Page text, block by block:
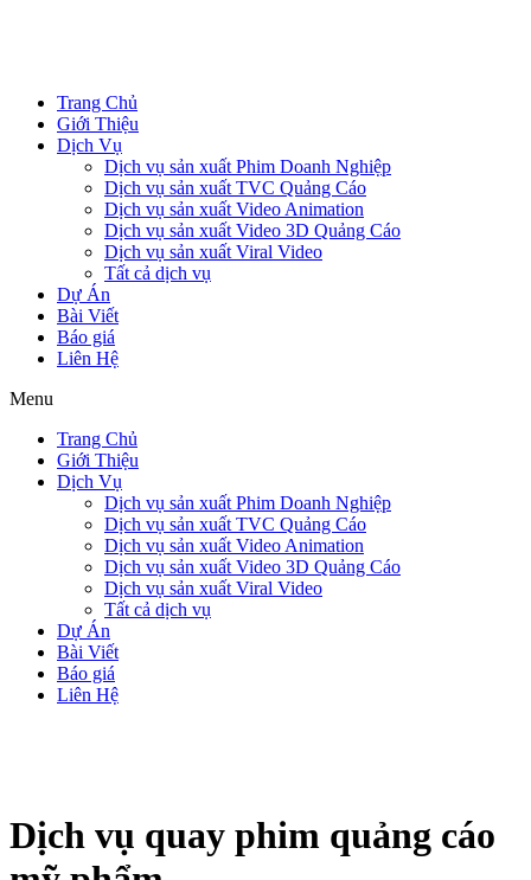
Trang Chủ
Giới Thiệu
Dịch Vụ
Dịch vụ sản xuất Phim Doanh Nghiệp
Dịch vụ sản xuất TVC Quảng Cáo
Dịch vụ sản xuất Video Animation
Dịch vụ sản xuất Video 3D Quảng Cáo
Dịch vụ sản xuất Viral Video
Tất cả dịch vụ
Dự Án
Bài Viết
Báo giá
Liên Hệ
Menu
Trang Chủ
Giới Thiệu
Dịch Vụ
Dịch vụ sản xuất Phim Doanh Nghiệp
Dịch vụ sản xuất TVC Quảng Cáo
Dịch vụ sản xuất Video Animation
Dịch vụ sản xuất Video 3D Quảng Cáo
Dịch vụ sản xuất Viral Video
Tất cả dịch vụ
Dự Án
Bài Viết
Báo giá
Liên Hệ
Dịch vụ quay phim quảng cáo